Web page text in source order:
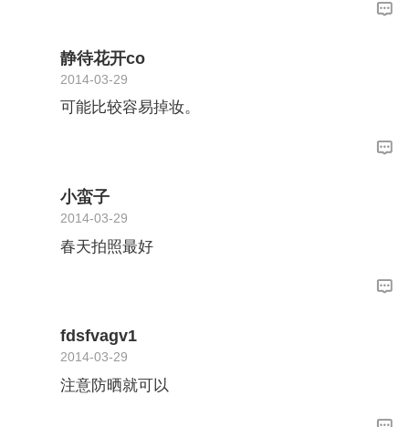
静待花开co
2014-03-29
可能比较容易掉妆。
小蛮子
2014-03-29
春天拍照最好
fdsfvagv1
2014-03-29
注意防晒就可以